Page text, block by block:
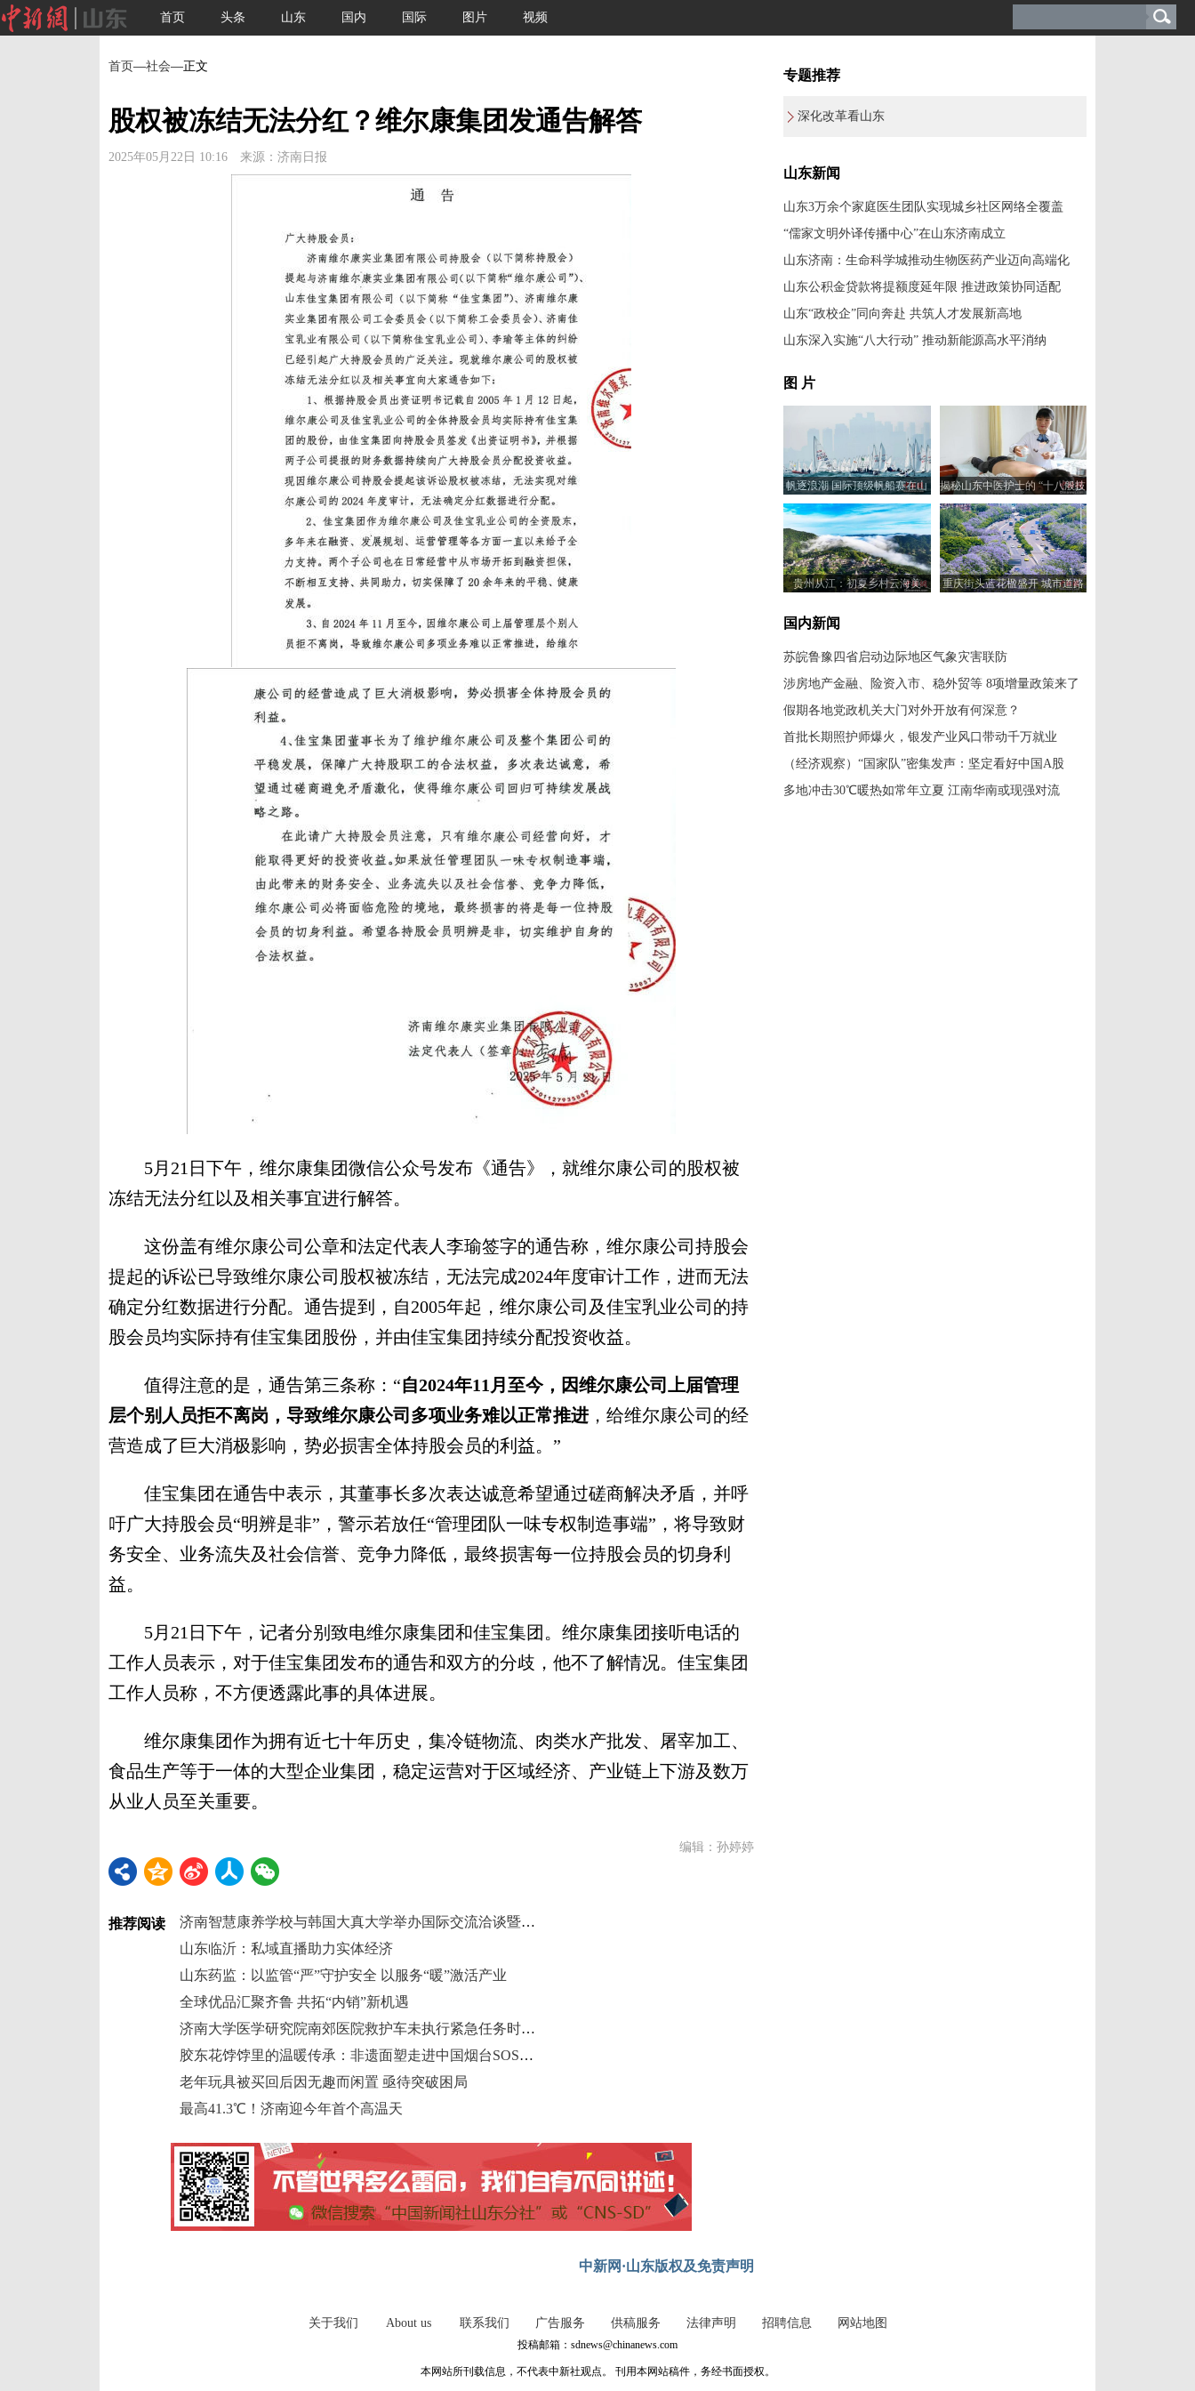
首页 头条 山东 国内 国际 图片 视频
首页—社会—正文
股权被冻结无法分红？维尔康集团发通告解答
2025年05月22日 10:16 来源：济南日报
5月21日下午，维尔康集团微信公众号发布《通告》，就维尔康公司的股权被
冻结无法分红以及相关事宜进行解答。
这份盖有维尔康公司公章和法定代表人李瑜签字的通告称，维尔康公司持股会
提起的诉讼已导致维尔康公司股权被冻结，无法完成2024年度审计工作，进而无法
确定分红数据进行分配。通告提到，自2005年起，维尔康公司及佳宝乳业公司的持
股会员均实际持有佳宝集团股份，并由佳宝集团持续分配投资收益。
值得注意的是，通告第三条称：“自2024年11月至今，因维尔康公司上届管理
层个别人员拒不离岗，导致维尔康公司多项业务难以正常推进 ，给维尔康公司的经
营造成了巨大消极影响，势必损害全体持股会员的利益。”
佳宝集团在通告中表示，其董事长多次表达诚意希望通过磋商解决矛盾，并呼
吁广大持股会员“明辨是非”，警示若放任“管理团队一味专权制造事端”，将导致财
务安全、业务流失及社会信誉、竞争力降低，最终损害每一位持股会员的切身利
益。
5月21日下午，记者分别致电维尔康集团和佳宝集团。维尔康集团接听电话的
工作人员表示，对于佳宝集团发布的通告和双方的分歧，他不了解情况。佳宝集团
工作人员称，不方便透露此事的具体进展。
维尔康集团作为拥有近七十年历史，集冷链物流、肉类水产批发、屠宰加工、
食品生产等于一体的大型企业集团，稳定运营对于区域经济、产业链上下游及数万
从业人员至关重要。
编辑：孙婷婷
推荐阅读
济南智慧康养学校与韩国大真大学举办国际交流洽谈暨授牌仪式活动
山东临沂：私域直播助力实体经济
山东药监：以监管“严”守护安全 以服务“暖”激活产业
全球优品汇聚齐鲁 共拓“内销”新机遇
济南大学医学研究院南郊医院救护车未执行紧急任务时违规鸣笛
胶东花饽饽里的温暖传承：非遗面塑走进中国烟台SOS儿童村
老年玩具被买回后因无趣而闲置 亟待突破困局
最高41.3℃！济南迎今年首个高温天
中新网·山东版权及免责声明
专题推荐
深化改革看山东
山东新闻
山东3万余个家庭医生团队实现城乡社区网络全覆盖
“儒家文明外译传播中心”在山东济南成立
山东济南：生命科学城推动生物医药产业迈向高端化
山东公积金贷款将提额度延年限 推进政策协同适配
山东“政校企”同向奔赴 共筑人才发展新高地
山东深入实施“八大行动” 推动新能源高水平消纳
图 片
帆逐浪潮 国际顶级帆船赛在山
东青岛开赛
揭秘山东中医护士的 “十八般技
艺”
贵州从江：初夏乡村云海美
重庆街头蓝花楹盛开 城市道路
国内新闻
苏皖鲁豫四省启动边际地区气象灾害联防
涉房地产金融、险资入市、稳外贸等 8项增量政策来了
假期各地党政机关大门对外开放有何深意？
首批长期照护师爆火，银发产业风口带动千万就业
（经济观察）“国家队”密集发声：坚定看好中国A股
多地冲击30℃暖热如常年立夏 江南华南或现强对流
关于我们 About us 联系我们 广告服务 供稿服务 法律声明 招聘信息 网站地图
投稿邮箱：sdnews@chinanews.com
本网站所刊载信息，不代表中新社观点。 刊用本网站稿件，务经书面授权。